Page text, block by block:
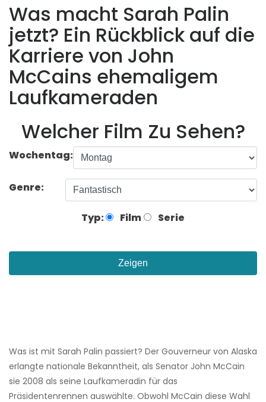
Was macht Sarah Palin
jetzt? Ein Rückblick auf die
Karriere von John
McCains ehemaligem
Laufkameraden
Welcher Film Zu Sehen?
Wochentag:
Genre:
Typ: Film Serie
Zeigen
Was ist mit Sarah Palin passiert? Der Gouverneur von Alaska
erlangte nationale Bekanntheit, als Senator John McCain
sie 2008 als seine Laufkameradin für das
Präsidentenrennen auswählte. Obwohl McCain diese Wahl